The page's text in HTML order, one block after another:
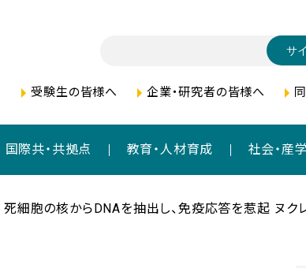
受験生の皆様へ 企業・研究者の皆様へ
国際共・共拠点 教育・人材育成 社会・産
死細胞の核からDNAを抽出し、免疫応答を惹起 ――ヌク